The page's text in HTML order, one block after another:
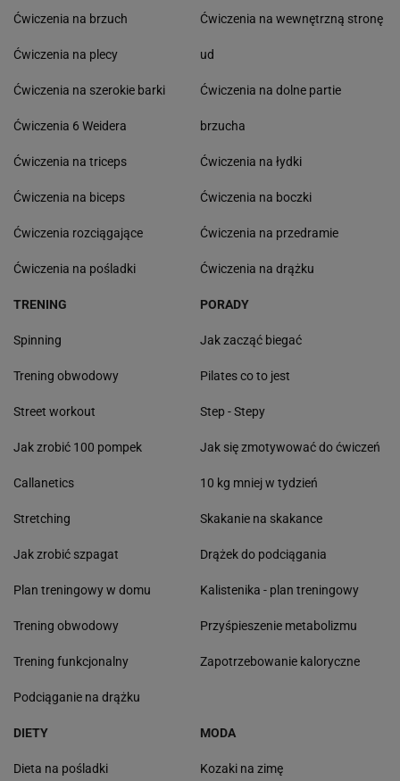
Ćwiczenia na brzuch
Ćwiczenia na plecy
Ćwiczenia na szerokie barki
Ćwiczenia 6 Weidera
Ćwiczenia na triceps
Ćwiczenia na biceps
Ćwiczenia rozciągające
Ćwiczenia na pośladki
Ćwiczenia na wewnętrzną stronę
ud
Ćwiczenia na dolne partie
brzucha
Ćwiczenia na łydki
Ćwiczenia na boczki
Ćwiczenia na przedramie
Ćwiczenia na drążku
TRENING
Spinning
Trening obwodowy
Street workout
Jak zrobić 100 pompek
Callanetics
Stretching
Jak zrobić szpagat
Plan treningowy w domu
Trening obwodowy
Trening funkcjonalny
Podciąganie na drążku
PORADY
Jak zacząć biegać
Pilates co to jest
Step - Stepy
Jak się zmotywować do ćwiczeń
10 kg mniej w tydzień
Skakanie na skakance
Drążek do podciągania
Kalistenika - plan treningowy
Przyśpieszenie metabolizmu
Zapotrzebowanie kaloryczne
DIETY
Dieta na pośladki
MODA
Kozaki na zimę